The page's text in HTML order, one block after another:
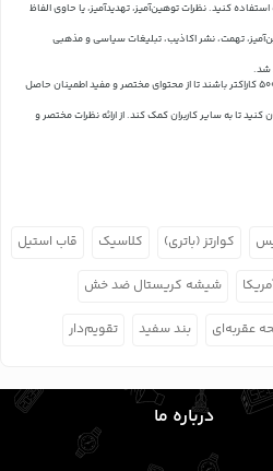
کنید. نظرات توهین‌آمیز، تهدیدآمیز، یا حاوی الفاظ
تهمت، نشر اکاذیب، تبلیغات سیاسی و مذهبی
شد.
نظرات باید حداقل شامل 50 کاراکتر و حداکثر 500 کاراکتر باشند تا از محتوای مختصر و مفید اطمینان حاصل
تا به سایر کاربران کمک کند.از ارائه نظرات مختصر و
کوارتز (باتری) کلاسیک قاب استیل
شیشه کریستال ضد خش
عقربه‌ای بند سفید تقویم‌دار
درباره ما